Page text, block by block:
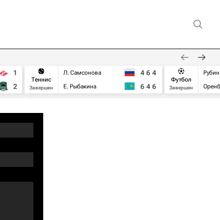
1
2
Теннис
Завершен
Л. Самсонова
Е. Рыбакина
4 6 4
6 4 6
Футбол
Завершен
Рубин